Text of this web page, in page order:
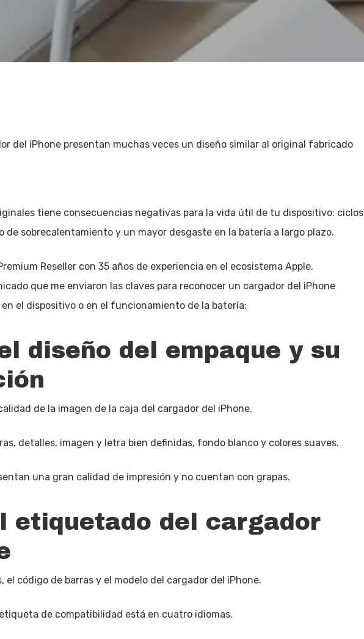
close
del iPhone presentan muchas veces un diseño similar al original fabricado
tiene consecuencias negativas para la vida útil de tu dispositivo: ciclos
de sobrecalentamiento y un mayor desgaste en la batería a largo plazo.
Reseller con 35 años de experiencia en el ecosistema Apple,
que me enviaron las claves para reconocer un cargador del iPhone
el dispositivo o en el funcionamiento de la batería:
diseño del empaque y su
de la imagen de la caja del cargador del iPhone.
detalles, imagen y letra bien definidas, fondo blanco y colores suaves.
una gran calidad de impresión y no cuentan con grapas.
etiquetado del cargador
el código de barras y el modelo del cargador del iPhone.
de compatibilidad está en cuatro idiomas.